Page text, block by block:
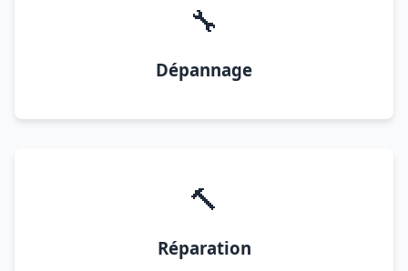
🔧
Dépannage
🔨
Réparation